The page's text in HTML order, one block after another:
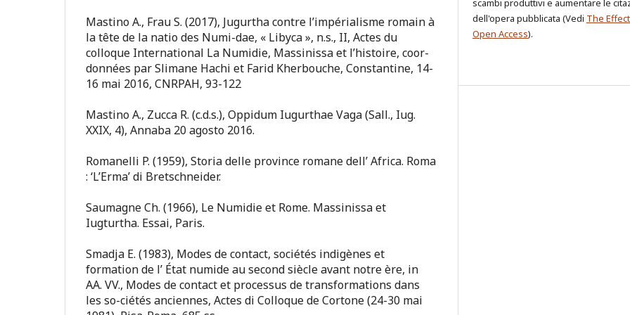
Mastino A., Frau S. (2017), Jugurtha contre l’impérialisme romain à
la tête de la natio des Numi-dae, « Libyca », n.s., II, Actes du
colloque International La Numidie, Massinissa et l’histoire, coor-
données par Slimane Hachi et Farid Kherbouche, Constantine, 14-
16 mai 2016, CNRPAH, 93-122
Mastino A., Zucca R. (c.d.s.), Oppidum Iugurthae Vaga (Sall., Iug.
XXIX, 4), Annaba 20 agosto 2016.
Romanelli P. (1959), Storia delle province romane dell’ Africa. Roma
: ‘L’Erma’ di Bretschneider.
Saumagne Ch. (1966), Le Numidie et Rome. Massinissa et
Iugturtha. Essai, Paris.
Smadja E. (1983), Modes de contact, sociétés indigènes et
formation de l’ État numide au second siècle avant notre ère, in
AA. VV., Modes de contact et processus de transformations dans
les so-ciétés anciennes, Actes di Colloque de Cortone (24-30 mai
dell'opera pubblicata (Vedi The
Open Access).